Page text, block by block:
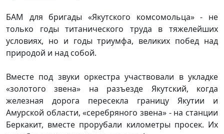
БАМ для бригады «Якутского комсомольца» - не
только годы титанического труда в тяжелейших
условиях, но и годы триумфа, великих побед над
природой и над собой.
Вместе под звуки оркестра участвовали в укладке
«золотого звена» на разъезде Якутский, когда
железная дорога пересекла границу Якутии и
Амурской области, «серебряного звена» - на станции
Беркакит, вместе прорубали километры просек. Их